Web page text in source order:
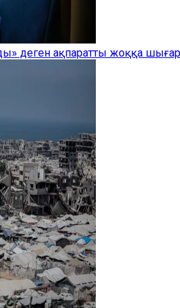
деген ақпаратты жоққа